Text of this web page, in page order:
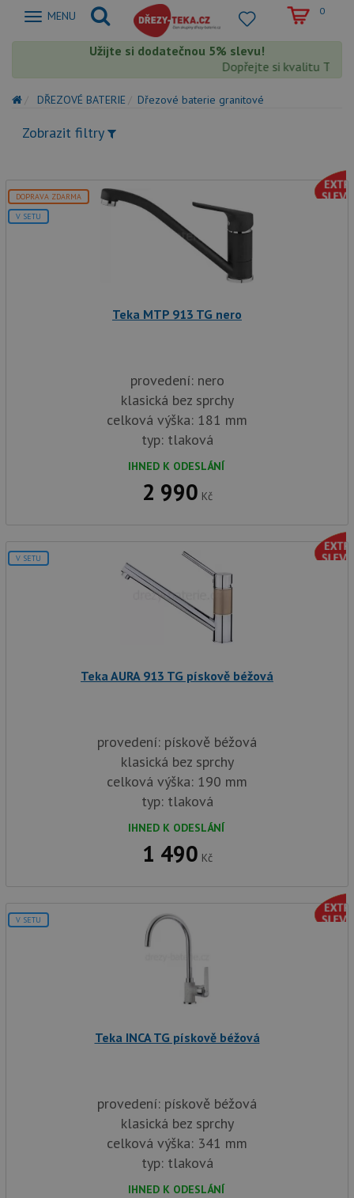
Zobrazit
MENU 0
Užijte si dodatečnou 5% slevu!
Dopřejte si kvalitu Teka
DŘEZOVÉ BATERIE Dřezové baterie granitové
Zobrazit filtry
DOPRAVA ZDARMA
V SETU
Teka MTP 913 TG nero
provedení: nero
klasická bez sprchy
celková výška: 181 mm
typ: tlaková
IHNED K ODESLÁNÍ
2 990 Kč
V SETU
Teka AURA 913 TG pískově béžová
provedení: pískově béžová
klasická bez sprchy
celková výška: 190 mm
typ: tlaková
IHNED K ODESLÁNÍ
1 490 Kč
V SETU
Teka INCA TG pískově béžová
provedení: pískově béžová
klasická bez sprchy
celková výška: 341 mm
typ: tlaková
IHNED K ODESLÁNÍ